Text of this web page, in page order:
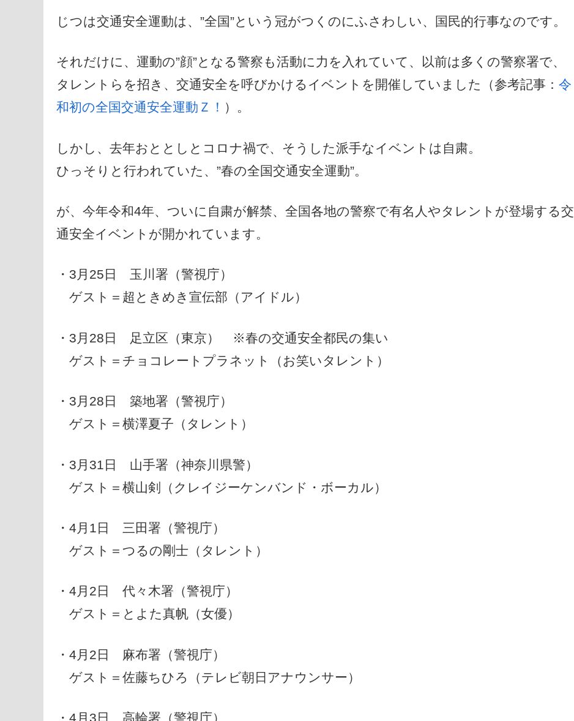
じつは交通安全運動は、”全国”という冠がつくのにふさわしい、国民的行事なのです。
それだけに、運動の”顔”となる警察も活動に力を入れていて、以前は多くの警察署で、
タレントらを招き、交通安全を呼びかけるイベントを開催していました（参考記事： 令
和初の全国交通安全運動Ｚ！ ）。
しかし、去年おととしとコロナ禍で、そうした派手なイベントは自粛。
ひっそりと行われていた、”春の全国交通安全運動”。
が、今年令和4年、ついに自粛が解禁、全国各地の警察で有名人やタレントが登場する交
通安全イベントが開かれています。
・3月25日 玉川署（警視庁）
ゲスト＝超ときめき宣伝部（アイドル）
・3月28日 足立区（東京） ※春の交通安全都民の集い
ゲスト＝チョコレートプラネット（お笑いタレント）
・3月28日 築地署（警視庁）
ゲスト＝横澤夏子（タレント）
・3月31日 山手署（神奈川県警）
ゲスト＝横山剣（クレイジーケンバンド・ボーカル）
・4月1日 三田署（警視庁）
ゲスト＝つるの剛士（タレント）
・4月2日 代々木署（警視庁）
ゲスト＝とよた真帆（女優）
・4月2日 麻布署（警視庁）
ゲスト＝佐藤ちひろ（テレビ朝日アナウンサー）
・4月3日 高輪署（警視庁）